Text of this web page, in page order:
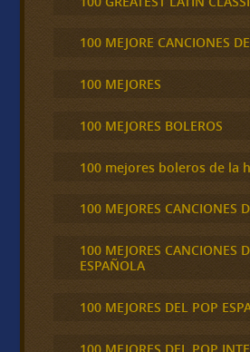
100 MEJORE CANCIONES
100 MEJORES
100 MEJORES BOLEROS
100 mejores boleros de la
100 MEJORES CANCIONES
100 MEJORES CANCIONES
ESPAÑOLA
100 MEJORES DEL POP
100 MEJORES DEL POP